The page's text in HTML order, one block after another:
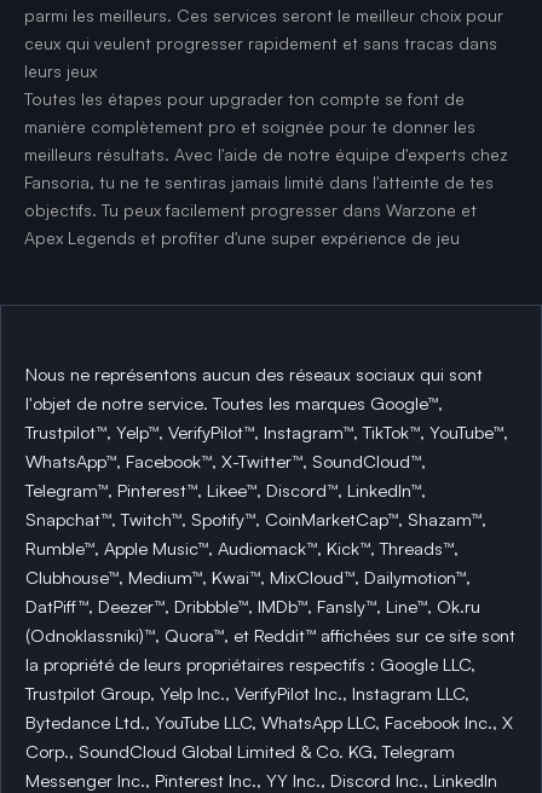
parmi les meilleurs. Ces services seront le meilleur choix pour
ceux qui veulent progresser rapidement et sans tracas dans
leurs jeux
Toutes les étapes pour upgrader ton compte se font de
manière complètement pro et soignée pour te donner les
meilleurs résultats. Avec l'aide de notre équipe d'experts chez
Fansoria, tu ne te sentiras jamais limité dans l'atteinte de tes
objectifs. Tu peux facilement progresser dans Warzone et
Apex Legends et profiter d'une super expérience de jeu
Nous ne représentons aucun des réseaux sociaux qui sont
l'objet de notre service. Toutes les marques Google™,
Trustpilot™, Yelp™, VerifyPilot™, Instagram™, TikTok™, YouTube™,
WhatsApp™, Facebook™, X-Twitter™, SoundCloud™,
Telegram™, Pinterest™, Likee™, Discord™, LinkedIn™,
Snapchat™, Twitch™, Spotify™, CoinMarketCap™, Shazam™,
Rumble™, Apple Music™, Audiomack™, Kick™, Threads™,
Clubhouse™, Medium™, Kwai™, MixCloud™, Dailymotion™,
DatPiff™, Deezer™, Dribbble™, IMDb™, Fansly™, Line™, Ok.ru
(Odnoklassniki)™, Quora™, et Reddit™ affichées sur ce site sont
la propriété de leurs propriétaires respectifs : Google LLC,
Trustpilot Group, Yelp Inc., VerifyPilot Inc., Instagram LLC,
Bytedance Ltd., YouTube LLC, WhatsApp LLC, Facebook Inc., X
Corp., SoundCloud Global Limited & Co. KG, Telegram
Messenger Inc., Pinterest Inc., YY Inc., Discord Inc., LinkedIn